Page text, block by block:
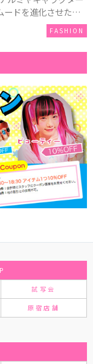
ードを進化させた新
FASHION
試写会
原宿店舗